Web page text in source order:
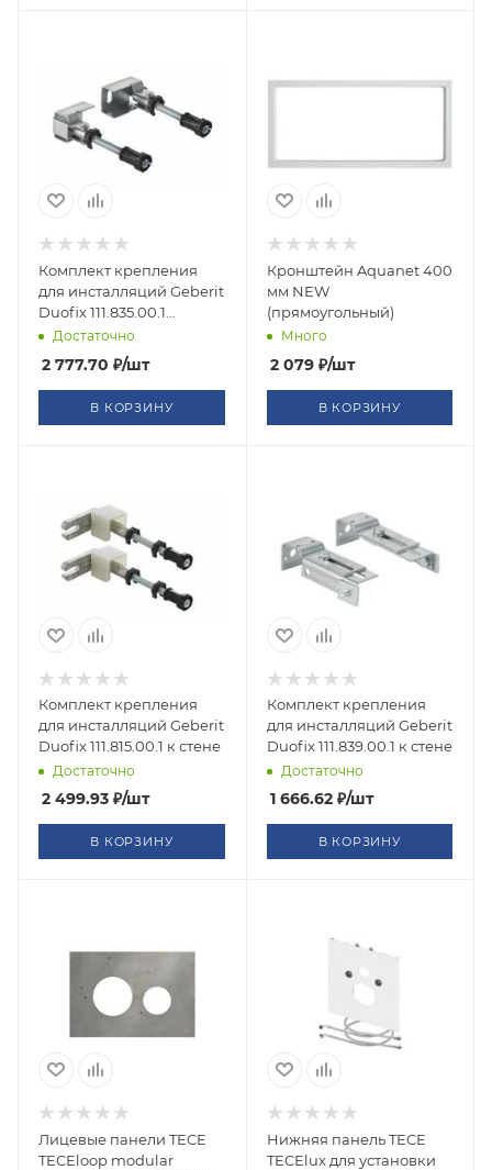
Комплект крепления
для инсталляций Geberit
Duofix 111.835.00.1
угловой к стене
Достаточно
2 777.70 ₽/шт
В КОРЗИНУ
Кронштейн Aquanet 400
мм NEW
(прямоугольный)
Много
2 079₽/шт
В КОРЗИНУ
Комплект крепления
для инсталляций Geberit
Duofix 111.815.00.1 к стене
Достаточно
2 499.93 ₽/шт
В КОРЗИНУ
Комплект крепления
для инсталляций Geberit
Duofix 111.839.00.1 к стене
Достаточно
1 666.62₽/шт
В КОРЗИНУ
Лицевые панели TECE
TECEloop modular
Нижняя панель TECE
TECElux для установки